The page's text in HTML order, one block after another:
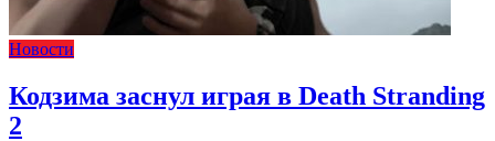
Новости
Кодзима заснул играя в Death Stranding
2